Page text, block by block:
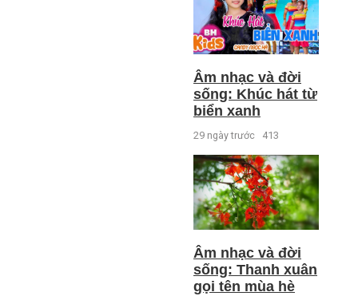
Âm nhạc và đời
sống: Khúc hát từ
biển xanh
29 ngày trước 413
Âm nhạc và đời
sống: Thanh xuân
gọi tên mùa hè